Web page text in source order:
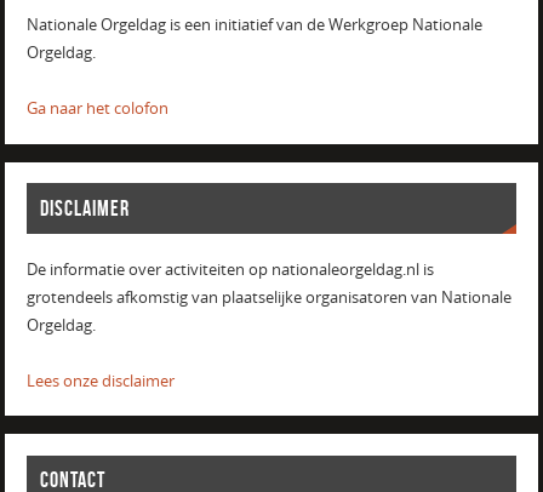
Nationale Orgeldag is een initiatief van de Werkgroep Nationale
Orgeldag.
Ga naar het colofon
DISCLAIMER
De informatie over activiteiten op nationaleorgeldag.nl is
grotendeels afkomstig van plaatselijke organisatoren van Nationale
Orgeldag.
Lees onze disclaimer
CONTACT